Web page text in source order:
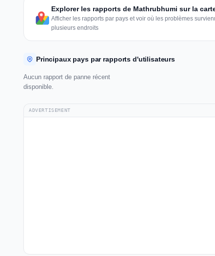
Explorer les rapports de Mathrubhumi sur la
Afficher les rapports par pays et voir où les problèmes
plusieurs endroits
Principaux pays par rapports d'utilisateurs
Aucun rapport de panne récent
disponible.
ADVERTISEMENT